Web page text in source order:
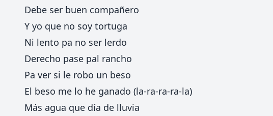
Debe ser buen compañero
Y yo que no soy tortuga
Ni lento pa no ser lerdo
Derecho pase pal rancho
Pa ver si le robo un beso
El beso me lo he ganado (la-ra-ra-ra-la)
Más agua que día de lluvia